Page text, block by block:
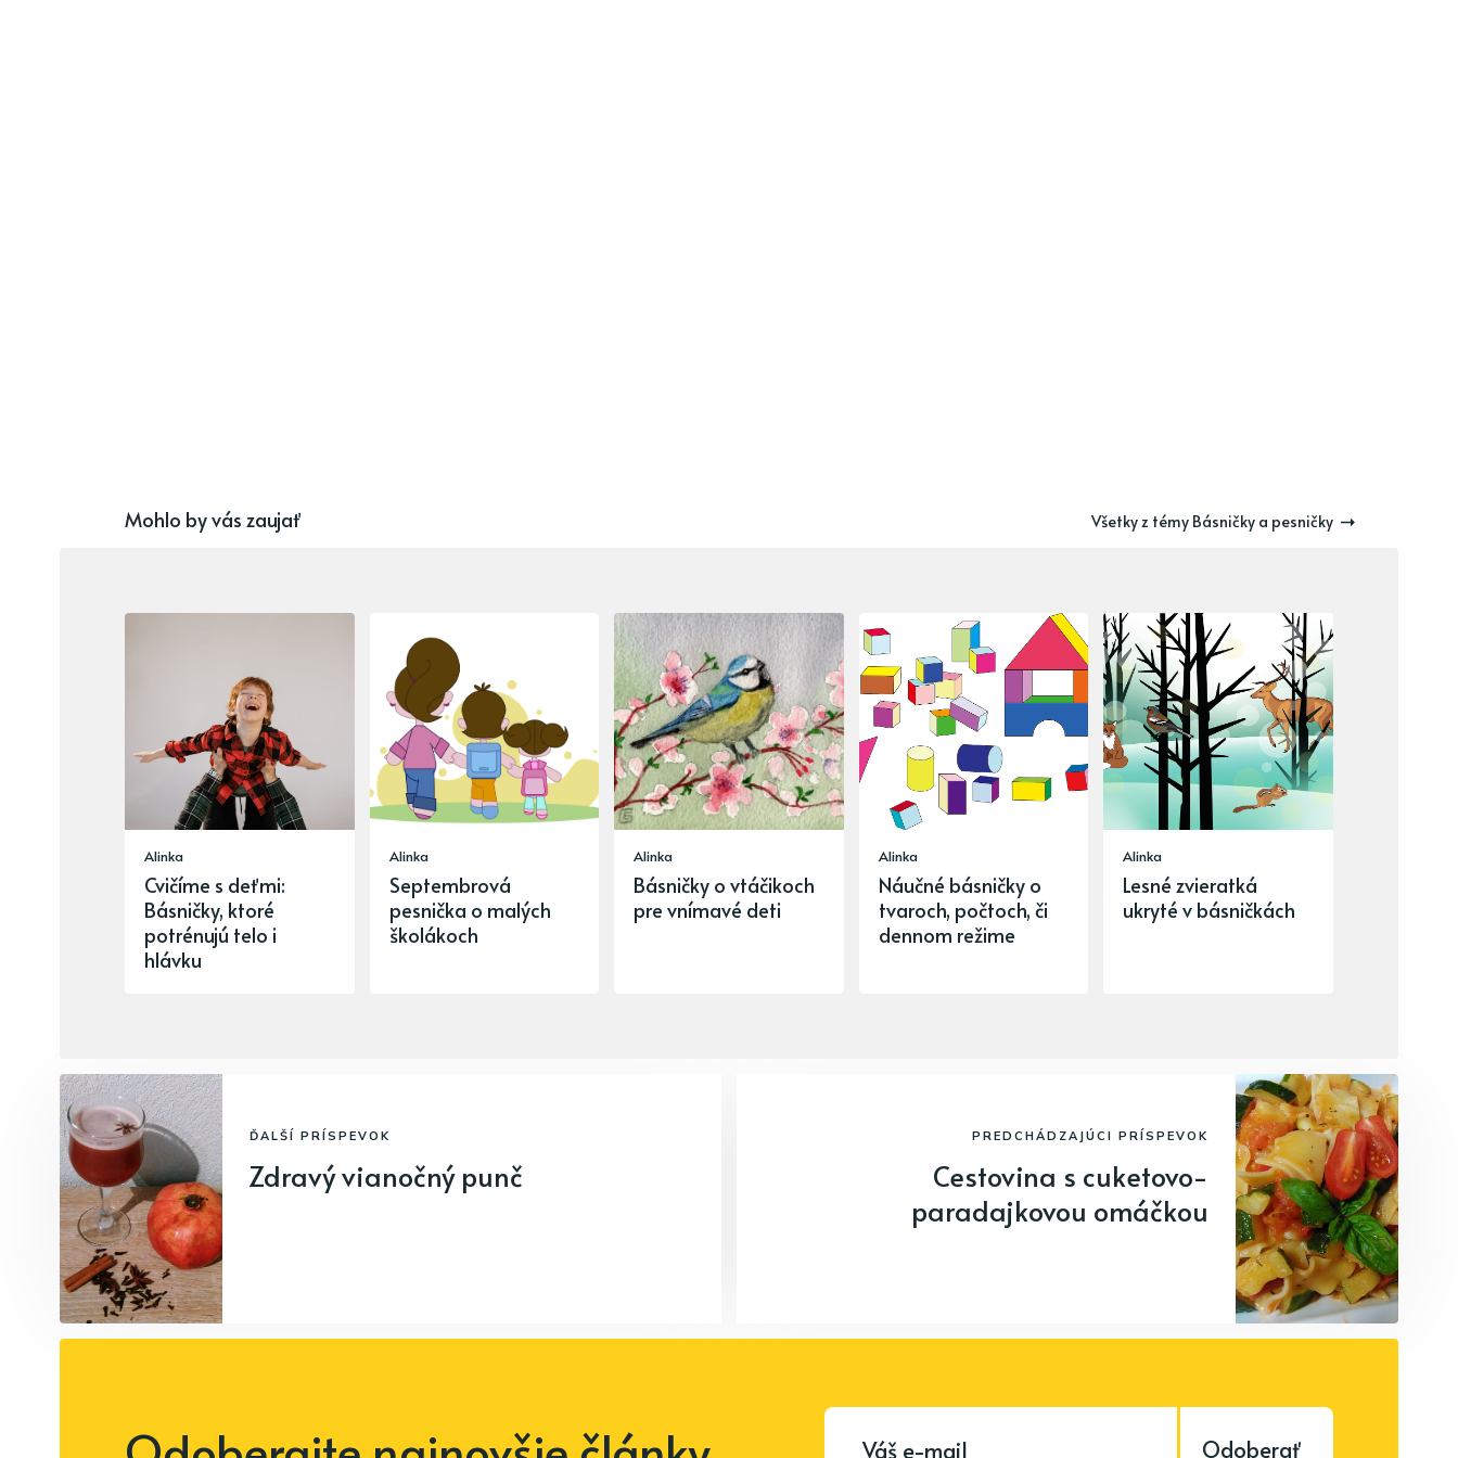
Mohlo by vás zaujať Všetky z témy Básničky a pesničky
Alinka
Cvičíme s deťmi:
Básničky, ktoré
potrénujú telo i
hlávku
Alinka
Septembrová
pesnička o malých
školákoch
Alinka
Básničky o vtáčikoch
pre vnímavé deti
Alinka
Náučné básničky o
tvaroch, počtoch, či
dennom režime
Alinka
Lesné zvieratká
ukryté v básničkách
ĎALŠÍ PRÍSPEVOK
Zdravý vianočný punč
PREDCHÁDZAJÚCI PRÍSPEVOK
Cestovina s cuketovo-
paradajkovou omáčkou
Odoberať